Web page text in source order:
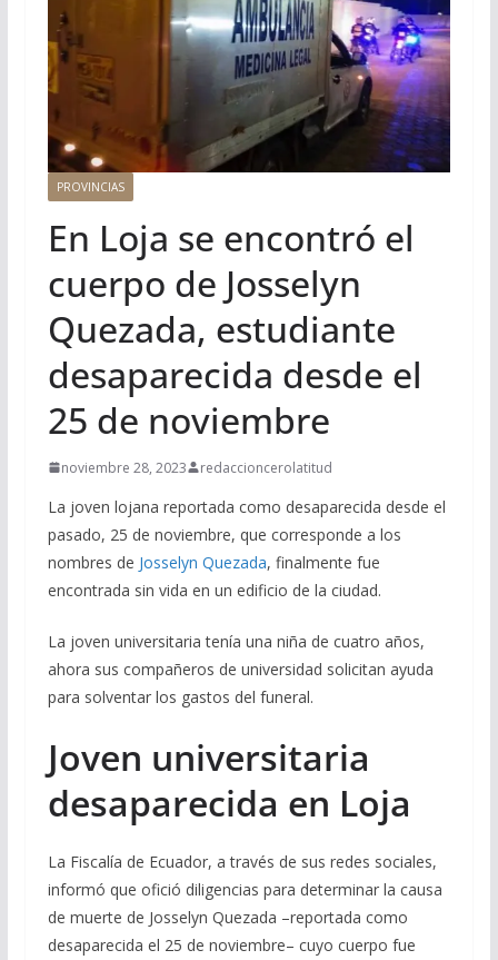
PROVINCIAS
En Loja se encontró el
cuerpo de Josselyn
Quezada, estudiante
desaparecida desde el
25 de noviembre
noviembre 28, 2023 redaccioncerolatitud
La joven lojana reportada como desaparecida desde el
pasado, 25 de noviembre, que corresponde a los
nombres de Josselyn Quezada, finalmente fue
encontrada sin vida en un edificio de la ciudad.
La joven universitaria tenía una niña de cuatro años,
ahora sus compañeros de universidad solicitan ayuda
para solventar los gastos del funeral.
Joven universitaria
desaparecida en Loja
La Fiscalía de Ecuador, a través de sus redes sociales,
informó que ofició diligencias para determinar la causa
de muerte de Josselyn Quezada –reportada como
desaparecida el 25 de noviembre– cuyo cuerpo fue